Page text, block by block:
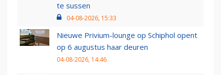
te sussen
04-08-2026, 15:33
Nieuwe Privium-lounge op Schiphol opent
op 6 augustus haar deuren
04-08-2026, 14:46